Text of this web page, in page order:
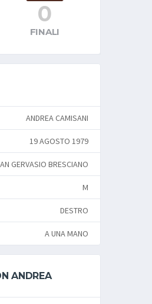
0
FINALI
ANDREA CAMISANI
19 AGOSTO 1979
GERVASIO BRESCIANO
M
DESTRO
A UNA MANO
ANDREA